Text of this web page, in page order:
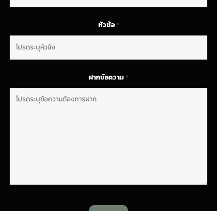
หัวข้อ*
ฝากข้อความ*